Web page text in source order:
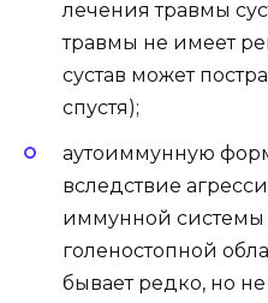
лечения травмы
травмы не имеет
сустав может
спустя);
аутоиммунную
вследствие
иммунной системы
голеностопной
бывает редко, но